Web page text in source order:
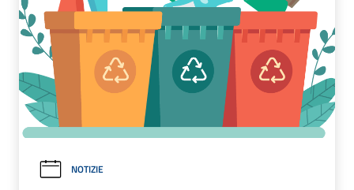
NOTIZIE